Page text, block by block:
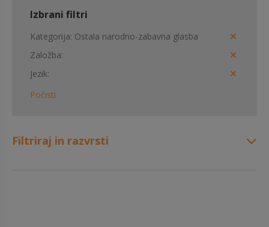
Izbrani filtri
Kategorija Ostala narodno-zabavna glasba
Založba
Jezik
Počisti
Filtriraj in razvrsti